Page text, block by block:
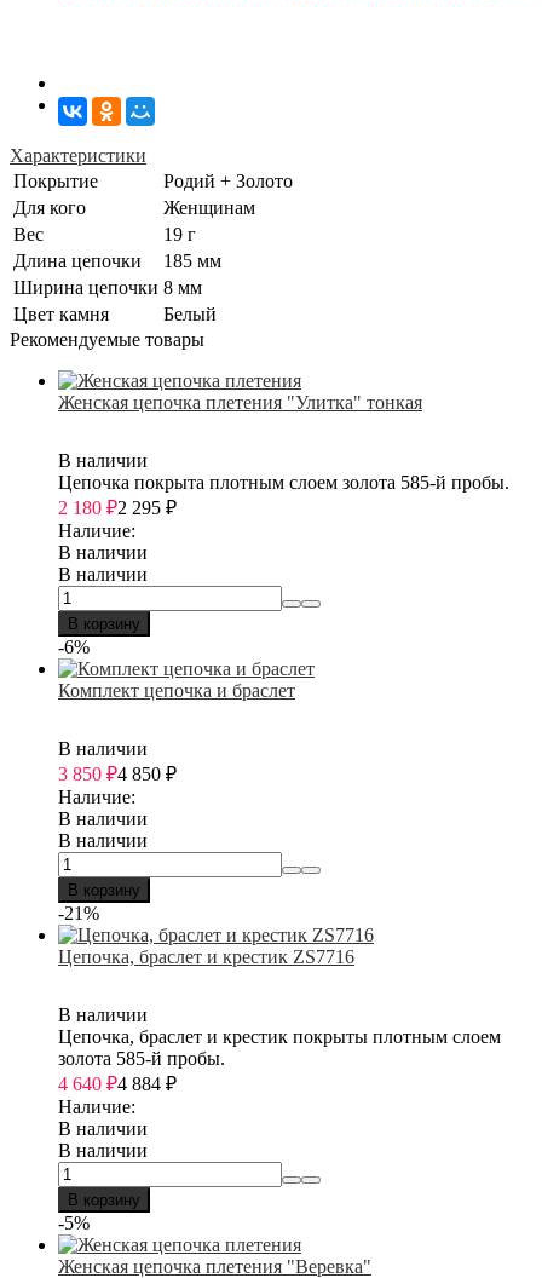
Характеристики
Покрытие
Родий + Золото
Для кого
Женщинам
Вес
19 г
Длина цепочки
185 мм
Ширина цепочки 8 мм
Цвет камня
Белый
Рекомендуемые товары
Женская цепочка плетения "Улитка" тонкая
В наличии
Цепочка покрыта плотным слоем золота 585-й пробы.
2 180 ₽2 295 ₽
Наличие:
В наличии
В наличии
В корзину
-6%
Комплект цепочка и браслет
В наличии
3 850 ₽4 850 ₽
Наличие:
В наличии
В наличии
В корзину
-21%
Цепочка, браслет и крестик ZS7716
В наличии
Цепочка, браслет и крестик покрыты плотным слоем
золота 585-й пробы.
4 640 ₽4 884 ₽
Наличие:
В наличии
В наличии
В корзину
-5%
Женская цепочка плетения "Веревка"